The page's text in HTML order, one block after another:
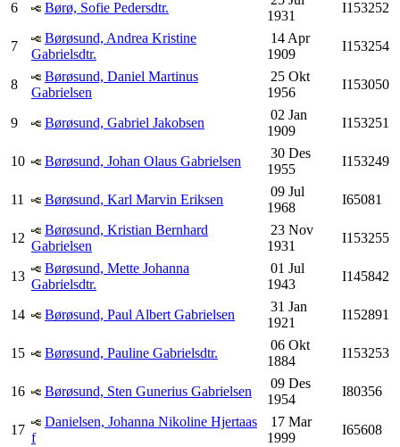
6 Børø, Sofie Pedersdtr.
1931
I153252
7
Børøsund, Andrea Kristine
Gabrielsdtr.
14 Apr
1909
I153254
8
Børøsund, Daniel Martinus
Gabrielsen
25 Okt
1956
I153050
9 Børøsund, Gabriel Jakobsen
02 Jan
1909
I153251
10 Børøsund, Johan Olaus Gabrielsen
30 Des
1955
I153249
11 Børøsund, Karl Marvin Eriksen
09 Jul
1968
I65081
12
Børøsund, Kristian Bernhard
Gabrielsen
23 Nov
1931
I153255
13
Børøsund, Mette Johanna
Gabrielsdtr.
01 Jul
1943
I145842
14 Børøsund, Paul Albert Gabrielsen
31 Jan
1921
I152891
15 Børøsund, Pauline Gabrielsdtr.
06 Okt
1884
I153253
16 Børøsund, Sten Gunerius Gabrielsen
09 Des
1954
I80356
17
Danielsen, Johanna Nikoline Hjertaas
f
17 Mar
1999
I65608